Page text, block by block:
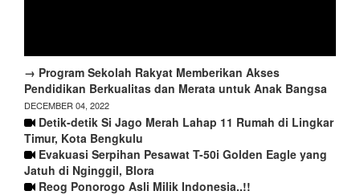
→ Program Sekolah Rakyat Memberikan Akses
Pendidikan Berkualitas dan Merata untuk Anak Bangsa
DECEMBER 04, 2022
Detik-detik Si Jago Merah Lahap 11 Rumah di Lingkar
Timur, Kota Bengkulu
Evakuasi Serpihan Pesawat T-50i Golden Eagle yang
Jatuh di Nginggil, Blora
Reog Ponorogo Asli Milik Indonesia..!!